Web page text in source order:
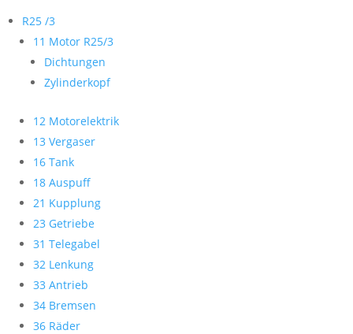
R25 /3
11 Motor R25/3
Dichtungen
Zylinderkopf
12 Motorelektrik
13 Vergaser
16 Tank
18 Auspuff
21 Kupplung
23 Getriebe
31 Telegabel
32 Lenkung
33 Antrieb
34 Bremsen
36 Räder